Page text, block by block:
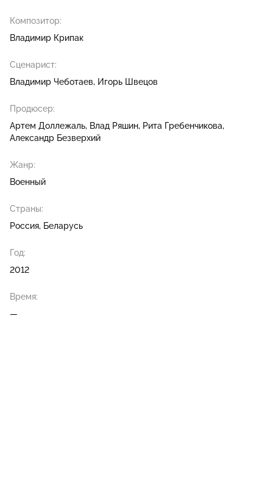
Композитор:
Владимир Крипак
Сценарист:
Владимир Чеботаев
Игорь Швецов
Продюсер:
Артем Доллежаль Влад Ряшин Рита Гребенчикова
Александр Безверхий
Жанр:
Военный
Страны:
Россия, Беларусь
Год:
2012
Время:
—